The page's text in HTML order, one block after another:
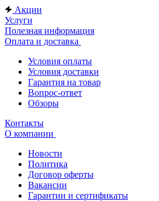
Акции
Услуги
Полезная информация
Оплата и доставка
Условия оплаты
Условия доставки
Гарантия на товар
Вопрос-ответ
Обзоры
Контакты
О компании
Новости
Политика
Договор оферты
Вакансии
Гарантии и сертификаты